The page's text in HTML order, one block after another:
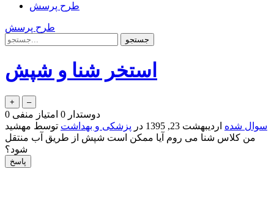
طرح پرسش
طرح پرسش
استخر شنا و شپش
0 دوستدار 0 امتیاز منفی
سوال شده اردیبهشت 23, 1395 در پزشکی و بهداشت توسط مهشید
من کلاس شنا می روم آیا ممکن است شپش از طریق آب منتقل
شود؟